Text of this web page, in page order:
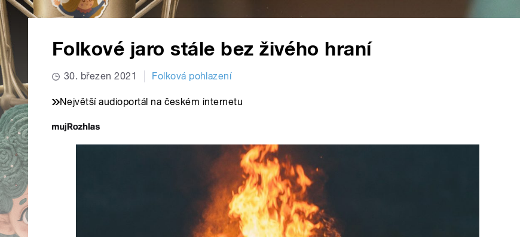
Folkové jaro stále bez živého hraní
30. březen 2021 Folková pohlazení
Největší audioportál na českém internetu